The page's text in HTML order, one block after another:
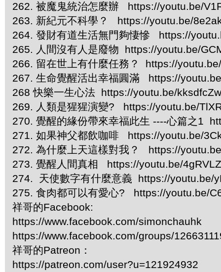
262. 被魔鬼統治怎麼辦 https://youtu.be/
263. 新紀元不科學？ https://youtu.be/
264. 發財有道生活無門夠悽慘 https://
265. 人間沒有人是廢物 https://youtu.be/
266. 留在世上有什麼任務？ https://
267. 生命覺醒活出幸福圓滿 https://
268 快樂一生心法 https://youtu.be/
269. 人類是猩猩演變? https://youtu.be/
270. 覺醒的緣份帶來幸福此生 ----心篇之1
271. 如果神父都飲咖啡 https://youtu.be/
272. 為什麼上天這樣對我？ https://
273. 覺醒人間真相 https://youtu.be/
274. 天使數字有什麼意義 https://youtu.be/
275. 食肉都可以有愛心? https://youtu.be/
祥哥的Facebook:
https://www.facebook.com/simonchauhk
https://www.facebook.com/groups/
祥哥的Patreon：
https://patreon.com/user?u=121924932